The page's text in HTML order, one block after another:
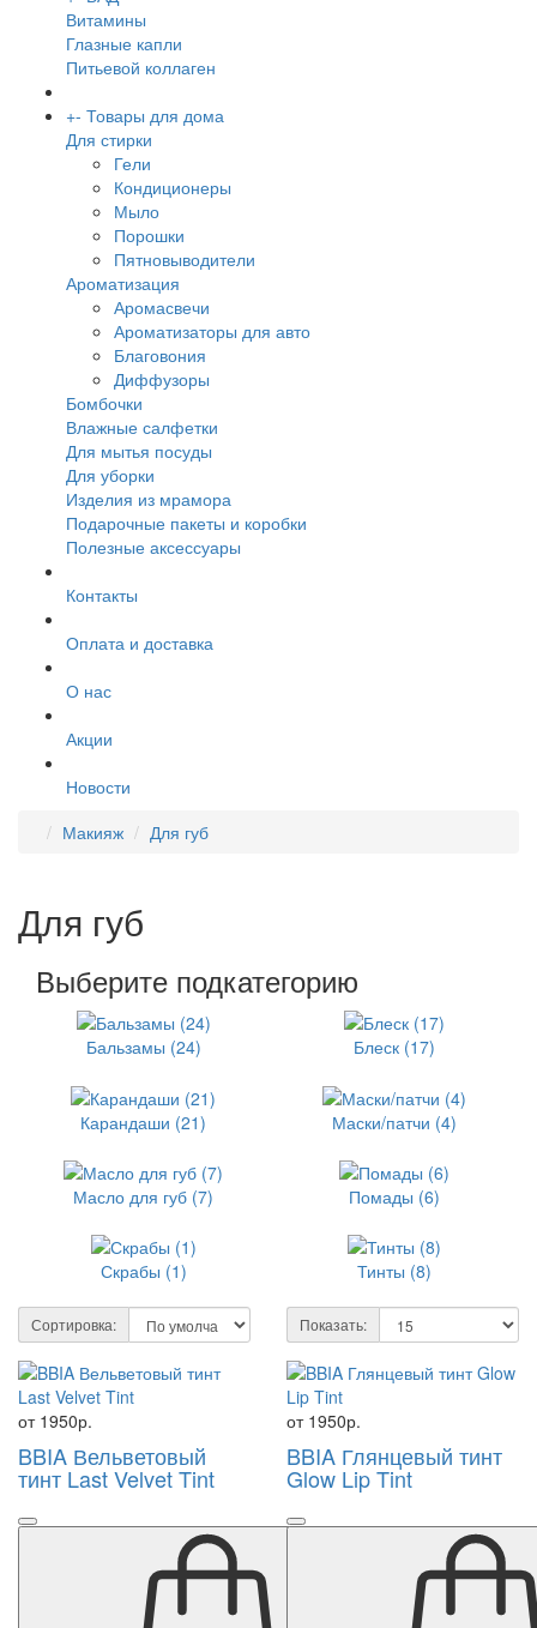
Витамины
Глазные капли
Питьевой коллаген
+- Товары для дома
Для стирки
Гели
Кондиционеры
Мыло
Порошки
Пятновыводители
Ароматизация
Аромасвечи
Ароматизаторы для авто
Благовония
Диффузоры
Бомбочки
Влажные салфетки
Для мытья посуды
Для уборки
Изделия из мрамора
Подарочные пакеты и коробки
Полезные аксессуары
Контакты
Оплата и доставка
О нас
Акции
Новости
Макияж
Для губ
Для губ
Выберите подкатегорию
Бальзамы (24) Блеск (17)
Карандаши (21) Маски/патчи (4)
Масло для губ (7) Помады (6)
Скрабы (1) Тинты (8)
Сортировка: Показать:
от 1950р.
BBIA Вельветовый
тинт Last Velvet Tint
от 1950р.
BBIA Глянцевый тинт
Glow Lip Tint